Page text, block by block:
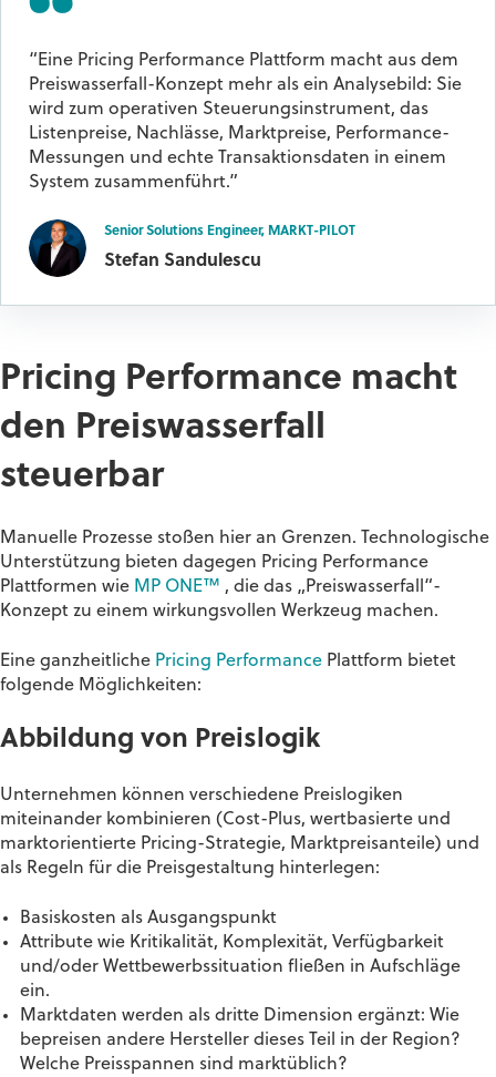
“Eine Pricing Performance Plattform macht aus dem
Preiswasserfall-Konzept mehr als ein Analysebild: Sie
wird zum operativen Steuerungsinstrument, das
Listenpreise, Nachlässe, Marktpreise, Performance-
Messungen und echte Transaktionsdaten in einem
System zusammenführt.”
Senior Solutions Engineer, MARKT-PILOT
Stefan Sandulescu
Pricing Performance macht
den Preiswasserfall
steuerbar
Manuelle Prozesse stoßen hier an Grenzen. Technologische
Unterstützung bieten dagegen Pricing Performance
Plattformen wie MP ONE™ , die das „Preiswasserfall“-
Konzept zu einem wirkungsvollen Werkzeug machen.
Eine ganzheitliche Pricing Performance Plattform bietet
folgende Möglichkeiten:
Abbildung von Preislogik
Unternehmen können verschiedene Preislogiken
miteinander kombinieren (Cost-Plus, wertbasierte und
marktorientierte Pricing-Strategie, Marktpreisanteile) und
als Regeln für die Preisgestaltung hinterlegen:
Basiskosten als Ausgangspunkt
Attribute wie Kritikalität, Komplexität, Verfügbarkeit
und/oder Wettbewerbssituation fließen in Aufschläge
ein.
Marktdaten werden als dritte Dimension ergänzt: Wie
bepreisen andere Hersteller dieses Teil in der Region?
Welche Preisspannen sind marktüblich?